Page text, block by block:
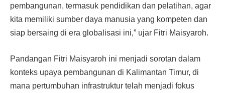
pembangunan, termasuk pendidikan dan pelatihan, agar
kita memiliki sumber daya manusia yang kompeten dan
siap bersaing di era globalisasi ini,” ujar Fitri Maisyaroh.
Pandangan Fitri Maisyaroh ini menjadi sorotan dalam
konteks upaya pembangunan di Kalimantan Timur, di
mana pertumbuhan infrastruktur telah menjadi fokus